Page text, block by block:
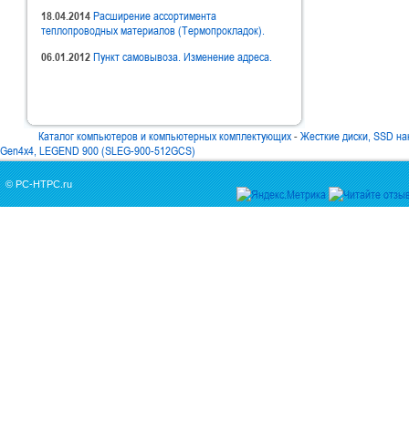
18.04.2014Расширение ассортимента
теплопроводных материалов (Термопрокладок).
06.01.2012Пункт самовывоза. Изменение адреса.
Каталог компьютеров и компьютерных комплектующих-Жесткие диски, SSD
Gen4x4, LEGEND 900 (SLEG-900-512GCS)
© PC-HTPC.ru